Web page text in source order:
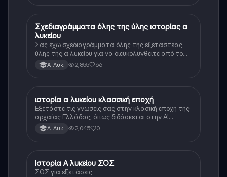
Ιστορία
Σχεδιαγράμματα όλης της ύλης ιστορίας α
λυκείου
Σας έχω σχεδιαγράμματα όλης της εξεταστέας
ύλης της α λυκείου για να διευκολυνθείτε από το
τεράστιο βάρος του βιβλίου
Α' Λυκ. 2,855 66
Ιστορία
ιστορία α λυκείου κλασσική εποχή
Εξετάστε τις γνώσεις σας στην κλασική εποχή της
αρχαίας Ελλάδας, όπως διδάσκεται στην Α'
Λυκείου.Α' Λυκ. 2,045 0
Ιστορία
Ιστορία Α λυκείου ΣΟΣ
ΣΟΣ για εξετάσεις